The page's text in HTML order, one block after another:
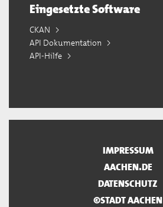
Eingesetzte Software
CKAN
API Dokumentation
API-Hilfe
IMPRESSUM
AACHEN.DE
DATENSCHUTZ
©STADT AACHEN